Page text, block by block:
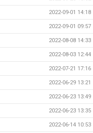
2022-09-01 14:18
2022-09-01 09:57
2022-08-08 14:33
2022-08-03 12:44
2022-07-21 17:16
2022-06-29 13:21
2022-06-23 13:49
2022-06-23 13:35
2022-06-14 10:53